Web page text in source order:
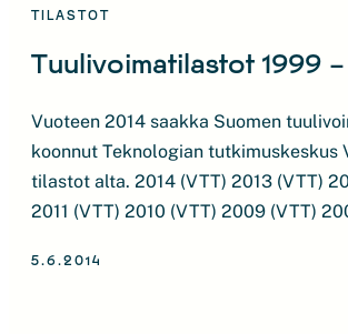
TILASTOT
Tuulivoimatilastot 1999 –
Vuoteen 2014 saakka Suomen
koonnut Teknologian tutkimuskeskus
tilastot alta. 2014 (VTT) 2013 (VTT)
2011 (VTT) 2010 (VTT) 2009 (VTT)
2003 (VTT) 2002 (VTT) 2001 (VTT)
5.6.2014